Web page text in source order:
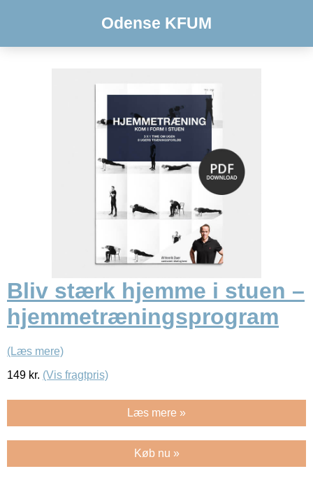
Odense KFUM
Bliv stærk hjemme i stuen –
hjemmetræningsprogram
(Læs mere)
149 kr. (Vis fragtpris)
Læs mere »
Køb nu »